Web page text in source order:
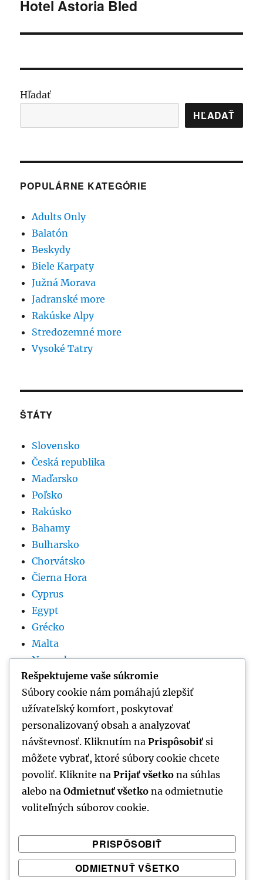
Ďalší
Hotel Astoria Bled
Hľadať
HĽADAŤ
POPULÁRNE KATEGÓRIE
Adults Only
Balatón
Beskydy
Biele Karpaty
Južná Morava
Jadranské more
Rakúske Alpy
Stredozemné more
Vysoké Tatry
ŠTÁTY
Slovensko
Česká republika
Maďarsko
Poľsko
Rakúsko
Bahamy
Bulharsko
Chorvátsko
Čierna Hora
Cyprus
Egypt
Grécko
Malta
Nemecko
Rumunsko
Slovinsko
Španielsko
Srbsko
Taliansko
Thajsko
Tunisko
VŠETKY KATEGÓRIE
Rešpektujeme vaše súkromie
Súbory cookie nám pomáhajú zlepšiť
užívateľský komfort, poskytovať
personalizovaný obsah a analyzovať
návštevnosť. Kliknutím na Prispôsobiť si
môžete vybrať, ktoré súbory cookie chcete
povoliť. Kliknite na Prijať všetko na súhlas
alebo na Odmietnuť všetko na odmietnutie
voliteľných súborov cookie.
PRISPÔSOBIŤ
ODMIETNUŤ VŠETKO